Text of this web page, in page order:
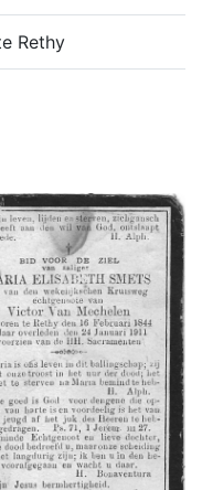
Rethy